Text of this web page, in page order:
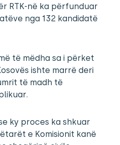
RTK-në ka përfunduar
nga 132 kandidatë
të mëdha sa i përket
ishte marrë deri
të madh të
ky proces ka shkuar
e Komisionit kanë